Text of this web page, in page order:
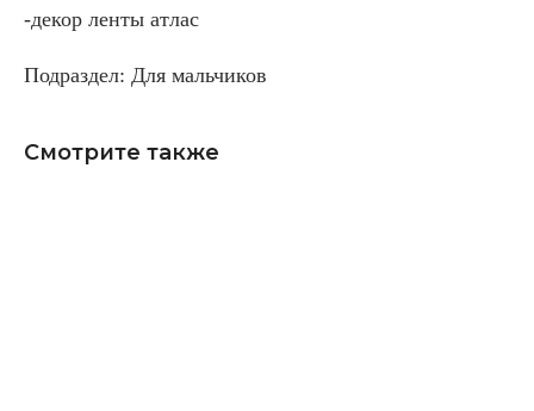
-декор ленты атлас
Подраздел: Для мальчиков
Смотрите также